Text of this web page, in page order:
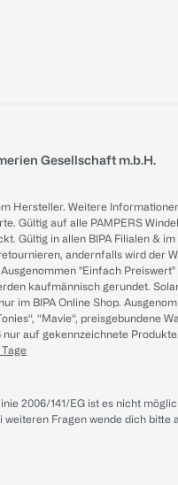
Gesellschaft m.b.H.
Hersteller. Weitere
Gültig auf alle PAMPERS
Gültig in allen BIPA Filialen &
andernfalls wird der
Ausgenommen "Einfach
kaufmännisch gerundet.
im BIPA Online Shop.
“Mavie“,
nur auf gekennzeichnete
2006/141/EG ist es nicht
weiteren Fragen wende dich bitte